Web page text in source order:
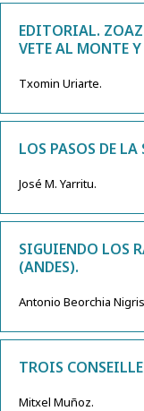
EDITORIAL.
VETE AL MONTE
Txomin Uriarte.
LOS PASOS DE
José M. Yarritu.
SIGUIENDO LOS
(ANDES).
Antonio Beorchia
TROIS
Mitxel Muñoz.